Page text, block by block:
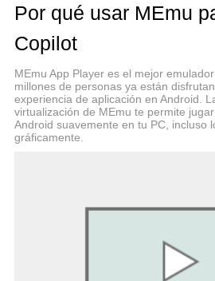
• Traducir y corregir en varios
el texto que necesita en cientos
incluidos los dialectos
• Redactar y redactar correos
de presentación y actualizar
El soporte que necesitas,
la ayuda de la IA
• Cree imágenes de alta
conceptos en imágenes
abstracto hasta lo fotorrealista.
Por qué usar MEmu
Copilot
MEmu App Player es el mejor
millones de personas ya están
experiencia de aplicación en Android.
virtualización de MEmu te permite
Android suavemente en tu PC, incluso
gráficamente.